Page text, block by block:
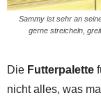
Sammy ist sehr an
gerne streicheln,
Die Futterpalette
nicht alles, was